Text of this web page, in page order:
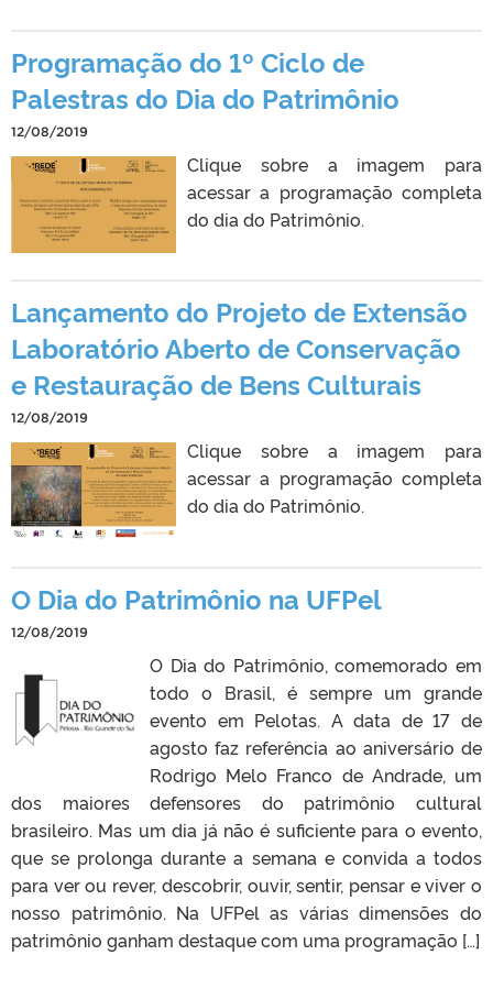
Programação do 1º Ciclo de
Palestras do Dia do Patrimônio
12/08/2019
Clique sobre a imagem para
acessar a programação completa
do dia do Patrimônio.
Lançamento do Projeto de Extensão
Laboratório Aberto de Conservação
e Restauração de Bens Culturais
12/08/2019
Clique sobre a imagem para
acessar a programação completa
do dia do Patrimônio.
O Dia do Patrimônio na UFPel
12/08/2019
O Dia do Patrimônio, comemorado em
todo o Brasil, é sempre um grande
evento em Pelotas. A data de 17 de
agosto faz referência ao aniversário de
Rodrigo Melo Franco de Andrade, um
dos maiores defensores do patrimônio cultural
brasileiro. Mas um dia já não é suficiente para o evento,
que se prolonga durante a semana e convida a todos
para ver ou rever, descobrir, ouvir, sentir, pensar e viver o
nosso patrimônio. Na UFPel as várias dimensões do
patrimônio ganham destaque com uma programação […]